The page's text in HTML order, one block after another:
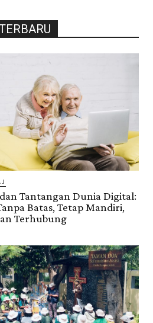
Tantangan Dunia Digital:
Batas, Tetap Mandiri,
Terhubung